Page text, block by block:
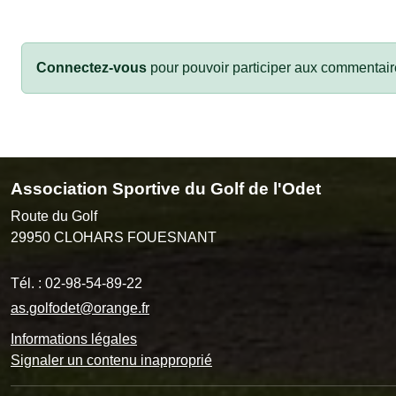
Connectez-vous pour pouvoir participer aux
Association Sportive du Golf de l'Odet
Route du Golf
29950 CLOHARS FOUESNANT
Tél. : 02-98-54-89-22
as.golfodet@orange.fr
Informations légales
Signaler un contenu inapproprié